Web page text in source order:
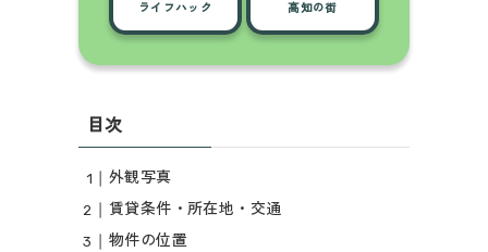
ライフハック 高知の街
目次
外観写真
賃貸条件・所在地・交通
物件の位置